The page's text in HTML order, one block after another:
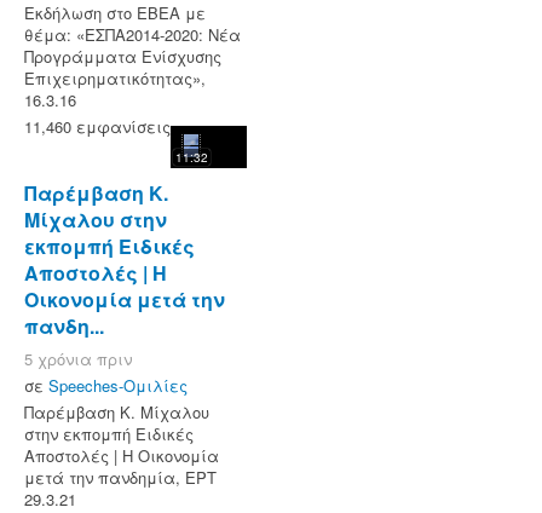
Εκδήλωση στο ΕΒΕΑ με
θέμα: «ΕΣΠΑ2014-2020: Νέα
Προγράμματα Ενίσχυσης
Επιχειρηματικότητας»,
16.3.16
11,460 εμφανίσεις
11:32
Παρέμβαση Κ.
Μίχαλου στην
εκπομπή Ειδικές
Αποστολές | Η
Οικονομία μετά την
πανδη...
5 χρόνια πριν
σε Speeches-Ομιλίες
Παρέμβαση Κ. Μίχαλου
στην εκπομπή Ειδικές
Αποστολές | Η Οικονομία
μετά την πανδημία, ΕΡΤ
29.3.21